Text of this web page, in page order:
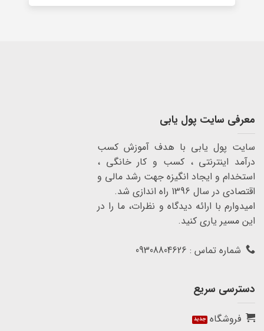
معرفی سایت پول یابی
سایت پول یابی با هدف آموزش کسب
درآمد اینترنتی ، کسب و کار خانگی ،
استخدام و ایجاد انگیزه جهت رشد مالی و
اقتصادی در سال 1396 راه اندازی شد.
امیدوارم با ارائه دیدگاه و نظرات، ما را در
این مسیر یاری کنید.
شماره تماس : 09308804626
دسترسی سریع
فروشگاه